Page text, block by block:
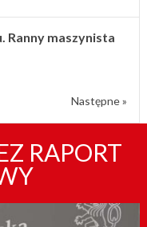
Ranny maszynista
Następne »
RAPORT